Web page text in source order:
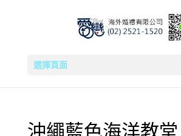
選擇頁面
沖繩藍色海洋教堂